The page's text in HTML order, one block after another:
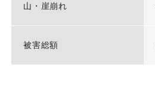
山・崖崩れ
被害総額